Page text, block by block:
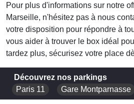
Pour plus d'informations sur notre
Marseille, n'hésitez pas à nous
votre disposition pour répondre à
vous aider à trouver le box idéal
tardez plus, sécurisez votre place
Découvrez nos parkings
Paris 11
Gare Montparnasse